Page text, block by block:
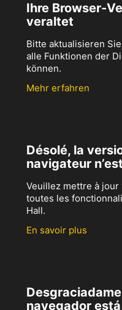
Ihre Browser-
veraltet
Bitte aktualisieren
alle Funktionen der
können.
Mehr erfahren
Désolé, la
navigateur
Veuillez mettre à
toutes les
Hall.
En savoir plus
navegador